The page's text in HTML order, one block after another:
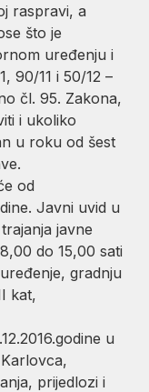
raspravi, a
što je
uređenju i
90/11 i 50/12 –
čl. 95. Zakona,
i ukoliko
u roku od šest
od
Javni uvid u
javne
do 15,00 sati
gradnju
kat,
u
prijedlozi i